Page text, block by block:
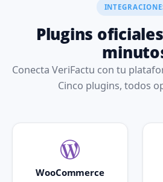
Plugins
Conecta VeriFactu con tu
Cinco plugins, todos
WooCommerce